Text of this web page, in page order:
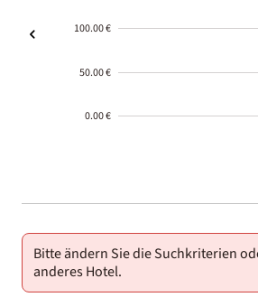
100.00 €
50.00 €
0.00 €
01-02
Bitte ändern Sie die Suchkriterien
anderes Hotel.